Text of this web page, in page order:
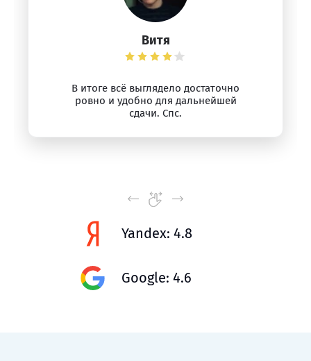
Витя
В итоге всё выглядело достаточно
ровно и удобно для дальнейшей
сдачи. Спс.
Yandex: 4.8
Google: 4.6